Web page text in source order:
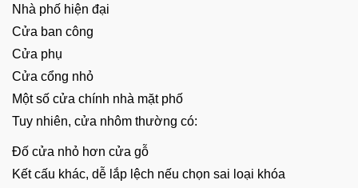
Nhà phố hiện đại
Cửa ban công
Cửa phụ
Cửa cổng nhỏ
Một số cửa chính nhà mặt phố
Tuy nhiên, cửa nhôm thường có:
Đố cửa nhỏ hơn cửa gỗ
Kết cấu khác, dễ lắp lệch nếu chọn sai loại khóa